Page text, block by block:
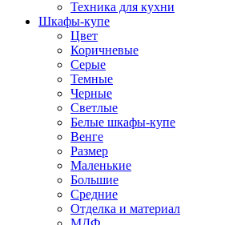
Техника для кухни
Шкафы-купе
Цвет
Коричневые
Серые
Темные
Черные
Светлые
Белые шкафы-купе
Венге
Размер
Маленькие
Большие
Средние
Отделка и материал